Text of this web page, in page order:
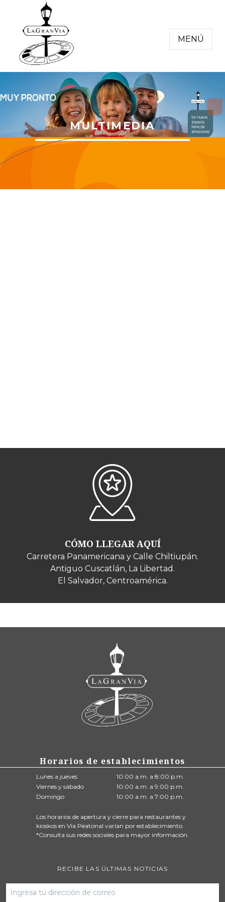
MENÚ
MULTIMEDIA
CÓMO LLEGAR AQUÍ
Carretera Panamericana y Calle Chiltiupán.
Antiguo Cuscatlán, La Libertad.
El Salvador, Centroamérica.
Horarios de establecimientos
Lunes a jueves
10:00 a.m. a 8:00 p.m.
Viernes y sábado
10:00 a.m. a 9:00 p.m.
Domingo
10:00 a.m. a 7:00 p.m.
Los horarios de apertura y cierre para restaurantes y
kioskos en Vía Peatonal varían por establecimiento.
*Consulta sus redes sociales para mayor información.
RECIBE LAS ÚLTIMAS NOTICIAS